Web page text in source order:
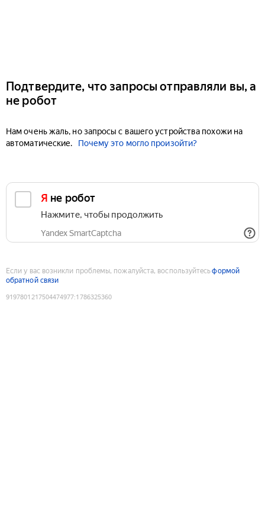
Подтвердите, что запросы отправляли вы, а
не робот
Нам очень жаль, но запросы с вашего устройства похожи на
автоматические.
Почему это могло произойти?
Я не робот
Нажмите, чтобы продолжить
Yandex SmartCaptcha
Если у вас возникли проблемы, пожалуйста, воспользуйтесьформой
обратной связи
9197801217504474977:1786325360